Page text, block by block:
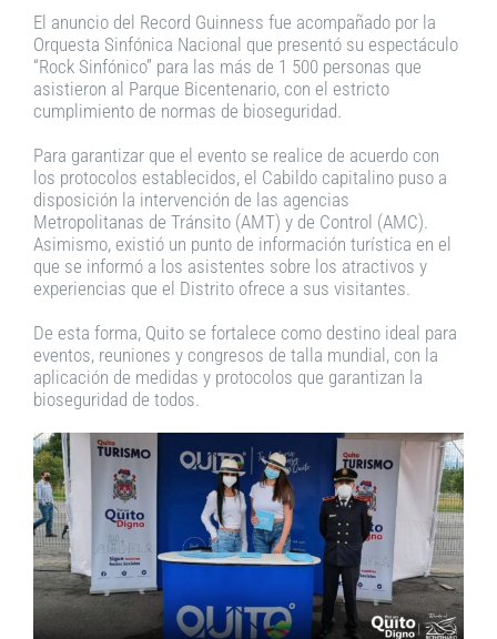
El anuncio del Record Guinness fue acompañado por la
Orquesta Sinfónica Nacional que presentó su espectáculo
“Rock Sinfónico” para las más de 1 500 personas que
asistieron al Parque Bicentenario, con el estricto
cumplimiento de normas de bioseguridad.
Para garantizar que el evento se realice de acuerdo con
los protocolos establecidos, el Cabildo capitalino puso a
disposición la intervención de las agencias
Metropolitanas de Tránsito (AMT) y de Control (AMC).
Asimismo, existió un punto de información turística en el
que se informó a los asistentes sobre los atractivos y
experiencias que el Distrito ofrece a sus visitantes.
De esta forma, Quito se fortalece como destino ideal para
eventos, reuniones y congresos de talla mundial, con la
aplicación de medidas y protocolos que garantizan la
bioseguridad de todos.